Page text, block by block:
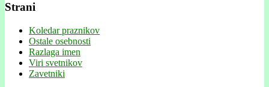
Strani
Koledar praznikov
Ostale osebnosti
Razlaga imen
Viri svetnikov
Zavetniki